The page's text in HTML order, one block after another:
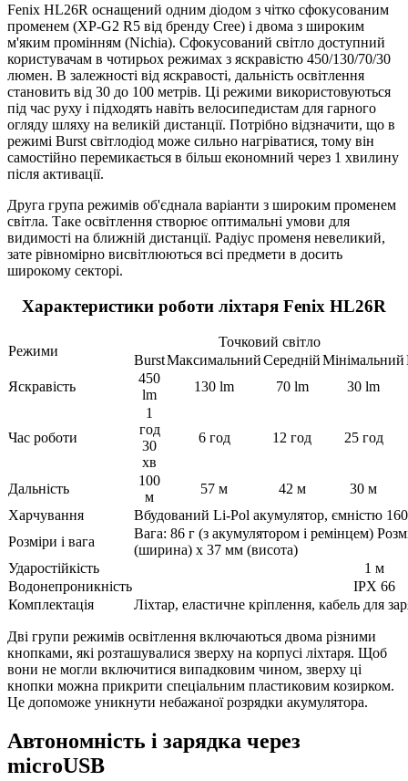
Fenix HL26R оснащений одним діодом з чітко сфокусованим
променем (XP-G2 R5 від бренду Cree) і двома з широким
м'яким промінням (Nichia). Сфокусований світло доступний
користувачам в чотирьох режимах з яскравістю 450/130/70/30
люмен. В залежності від яскравості, дальність освітлення
становить від 30 до 100 метрів. Ці режими використовуються
під час руху і підходять навіть велосипедистам для гарного
огляду шляху на великій дистанції. Потрібно відзначити, що в
режимі Burst світлодіод може сильно нагріватися, тому він
самостійно перемикається в більш економний через 1 хвилину
після активації.
Друга група режимів об'єднала варіанти з широким променем
світла. Таке освітлення створює оптимальні умови для
видимості на ближній дистанції. Радіус променя невеликий,
зате рівномірно висвітлюються всі предмети в досить
широкому секторі.
Характеристики роботи ліхтаря Fenix HL26R
Режими
Точковий світло
BurstМаксимальнийСереднійМінімальний
Яскравість
450
lm
130 lm 70 lm 30 lm
Час роботи
1
год
30
хв
6 год 12 год 25 год
Дальність
100
м
57 м 42 м
30 м
Харчування
Вбудований Li-Pol акумулятор, ємністю
Розміри і вага
Вага: 86 г (з акумулятором і ремінцем)
(ширина) х 37 мм (висота)
Ударостійкість
1 м
Водонепроникність
IPX 66
Комплектація
Ліхтар, еластичне кріплення, кабель для
Дві групи режимів освітлення включаються двома різними
кнопками, які розташувалися зверху на корпусі ліхтаря. Щоб
вони не могли включитися випадковим чином, зверху ці
кнопки можна прикрити спеціальним пластиковим козирком.
Це допоможе уникнути небажаної розрядки акумулятора.
Автономність і зарядка через
microUSB